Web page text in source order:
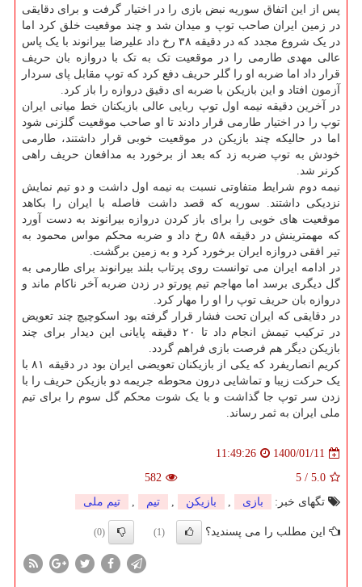
پس از این اتفاق سوریه نبض بازی را در اختیار گرفت و برای دقایقی
در زمین ایران صاحب توپ و میدان شد و چند موقعیت خلق کرد اما
در یک شروع مجدد که در دقیقه ۳۸ رخ داد علیرضا بیرانوند با یک پاس
عالی مهدی طارمی را در موقعیت تک به تک با دروازه بان حریف
قرار داد اما ضربه او را گلر حریف دفع کرد که توپ مقابل پای سردار
آزمون افتاد و این بازیکن با ضربه ای دقیق دروازه را باز کرد.
در آخرین دقیقه نیمه اول توپ ربایی عالی بازیکنان خط میانی ایران
توپ را در اختیار طارمی قرار دادند تا او صاحب موقعیت گلزنی شود
اما در حالیکه چند بازیکن در موقعیت خوبی قرار داشتند، طارمی
خودش به توپ ضربه زد که بعد از برخورد به مدافعان حریف راهی
کرنر شد.
نیمه دوم شرایط متفاوتی نسبت به نیمه اول داشت و دو تیم نمایش
نزدیکی داشتند. سوریه که قصد داشت فاصله با ایران را بکاهد
موقعیت های خوبی را برای باز کردن دروازه بیرانوند به دست آورد
که مهمترینش در دقیقه ۵۸ رخ داد و ضربه محکم مواس محمود به
تیر افقی دروازه ایران برخورد کرد و به زمین برگشت.
در ادامه ایران می توانست روی پرتاب بلند بیرانوند برای طارمی به
گل دیگری برسد اما مهاجم تیم پورتو در زدن ضربه آخر ناکام ماند و
دروازه بان حریف توپ را او را مهار کرد.
در دقایقی که ایران تحت فشار قرار گرفته بود اسکوچیچ چند تعویض
در ترکیب تیمش انجام داد تا ۲۰ دقیقه پایانی این دیدار برای چند
بازیکن دیگر هم فرصت بازی فراهم گردد.
کریم انصاریفرد که یکی از بازیکنان تعویضی ایران بود در دقیقه ۸۱ با
یک حرکت زیبا و تماشایی درون محوطه جریمه دو بازیکن حریف را با
زدن سر توپ جا گذاشت و با یک شوت محکم گل سوم را برای تیم
ملی ایران به ثمر رساند.
1400/01/11
11:49:26
5.0
/
5
582
تگهای خبر:
بازی , بازیكن , تیم , تیم ملی
این مطلب را می پسندید؟ (1)
(0)